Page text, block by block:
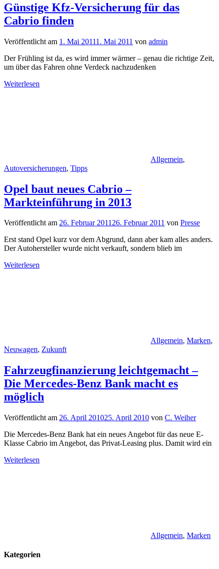
Günstige Kfz-Versicherung für das
Cabrio finden
Veröffentlicht am 1. Mai 20111. Mai 2011 von admin
Der Frühling ist da, es wird immer wärmer – genau die richtige Zeit,
um über das Fahren ohne Verdeck nachzudenken
Weiterlesen
Allgemein,
Autoversicherungen, Tipps
Opel baut neues Cabrio –
Markteinführung in 2013
Veröffentlicht am 26. Februar 201126. Februar 2011 von Presse
Erst stand Opel kurz vor dem Abgrund, dann aber kam alles anders.
Der Autohersteller wurde nicht verkauft, sondern blieb im
Weiterlesen
Allgemein, Marken,
Neuwagen, Zukunft
Fahrzeugfinanzierung leichtgemacht –
Die Mercedes-Benz Bank macht es
möglich
Veröffentlicht am 26. April 201025. April 2010 von C. Weiher
Die Mercedes-Benz Bank hat ein neues Angebot für das neue E-
Klasse Cabrio im Angebot, das Privat-Leasing plus. Damit wird ein
Weiterlesen
Allgemein, Marken
Kategorien